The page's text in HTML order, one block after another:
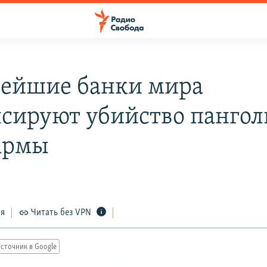
банки мира
убийство
Читать без VPN
в Google